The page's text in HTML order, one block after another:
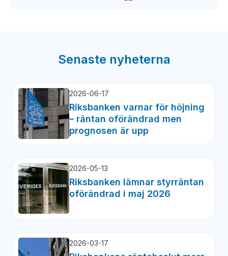
Senaste nyheterna
2026-06-17
Riksbanken varnar för höjning
– räntan oförändrad men
prognosen är upp
2026-05-13
Riksbanken lämnar styrräntan
oförändrad i maj 2026
2026-03-17